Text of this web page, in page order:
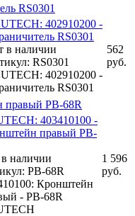
RS0301
402910200 -
RS0301
в наличии
RS0301
402910200 -
RS0301
562
руб.
правый PB-68R
403410100 -
правый PB-
наличии
PB-68R
Кронштейн
- PB-68R
1 596
руб.